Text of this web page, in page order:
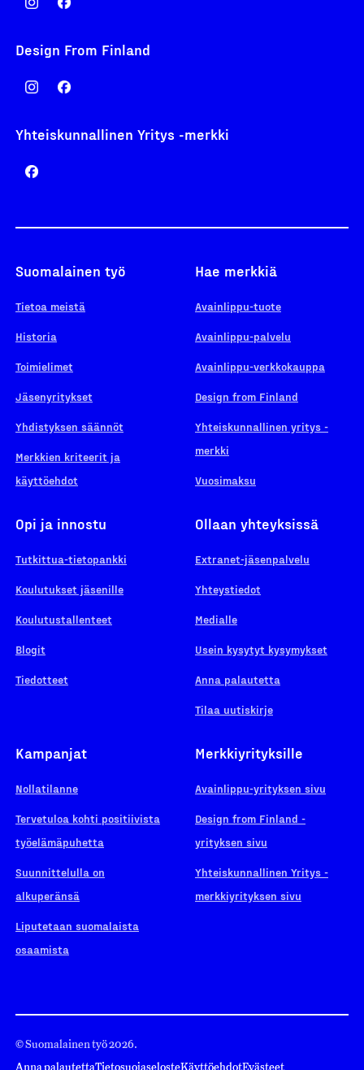
Design From Finland
Yhteiskunnallinen Yritys -merkki
Suomalainen työ
Tietoa meistä
Historia
Toimielimet
Jäsenyritykset
Yhdistyksen säännöt
Merkkien kriteerit ja
käyttöehdot
Hae merkkiä
Avainlippu-tuote
Avainlippu-palvelu
Avainlippu-verkkokauppa
Design from Finland
Yhteiskunnallinen yritys -
merkki
Vuosimaksu
Opi ja innostu
Tutkittua-tietopankki
Koulutukset jäsenille
Koulutustallenteet
Blogit
Tiedotteet
Ollaan yhteyksissä
Extranet-jäsenpalvelu
Yhteystiedot
Medialle
Usein kysytyt kysymykset
Anna palautetta
Tilaa uutiskirje
Kampanjat
Nollatilanne
Tervetuloa kohti positiivista
työelämäpuhetta
Suunnittelulla on
alkuperänsä
Liputetaan suomalaista
osaamista
Merkkiyrityksille
Avainlippu-yrityksen sivu
Design from Finland -
yrityksen sivu
Yhteiskunnallinen Yritys -
merkkiyrityksen sivu
© Suomalainen työ 2026.
Anna palautettaTietosuojaselosteKäyttöehdotEvästeet